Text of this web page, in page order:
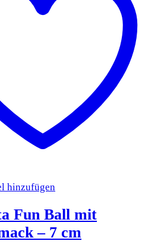
hinzufügen
Fun Ball mit
– 7 cm